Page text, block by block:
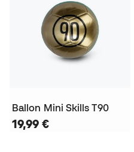
Ballon Mini Skills T90
19,99 €